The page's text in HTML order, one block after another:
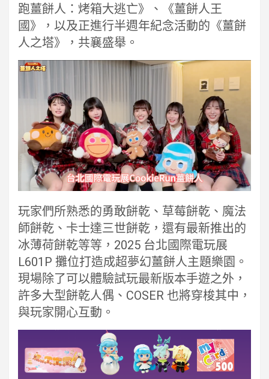
跑薑餅人：烤箱大逃亡》、《薑餅人王
國》，以及正進行半週年紀念活動的《薑餅
人之塔》，共襄盛舉。
玩家們所熟悉的勇敢餅乾、草莓餅乾、魔法
師餅乾、卡士達三世餅乾，還有最新推出的
冰薄荷餅乾等等，2025 台北國際電玩展
L601P 攤位打造成超夢幻薑餅人主題樂園。
現場除了可以體驗試玩最新版本手遊之外，
許多大型餅乾人偶、COSER 也將穿梭其中，
與玩家開心互動。